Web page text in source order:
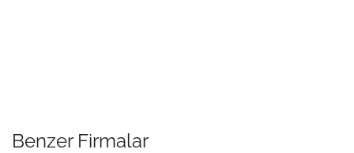
Benzer Firmalar